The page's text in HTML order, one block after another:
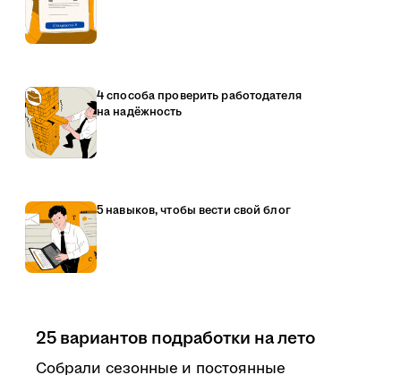
4 способа проверить работодателя
на надёжность
5 навыков, чтобы вести свой блог
25 вариантов подработки на лето
Собрали сезонные и постоянные